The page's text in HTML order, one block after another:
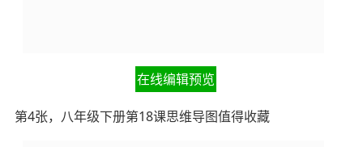
在线编辑预览
第4张，八年级下册第18课思维导图值得收藏